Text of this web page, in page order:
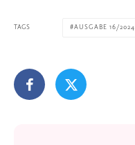
TAGS AUSGABE 16/2024